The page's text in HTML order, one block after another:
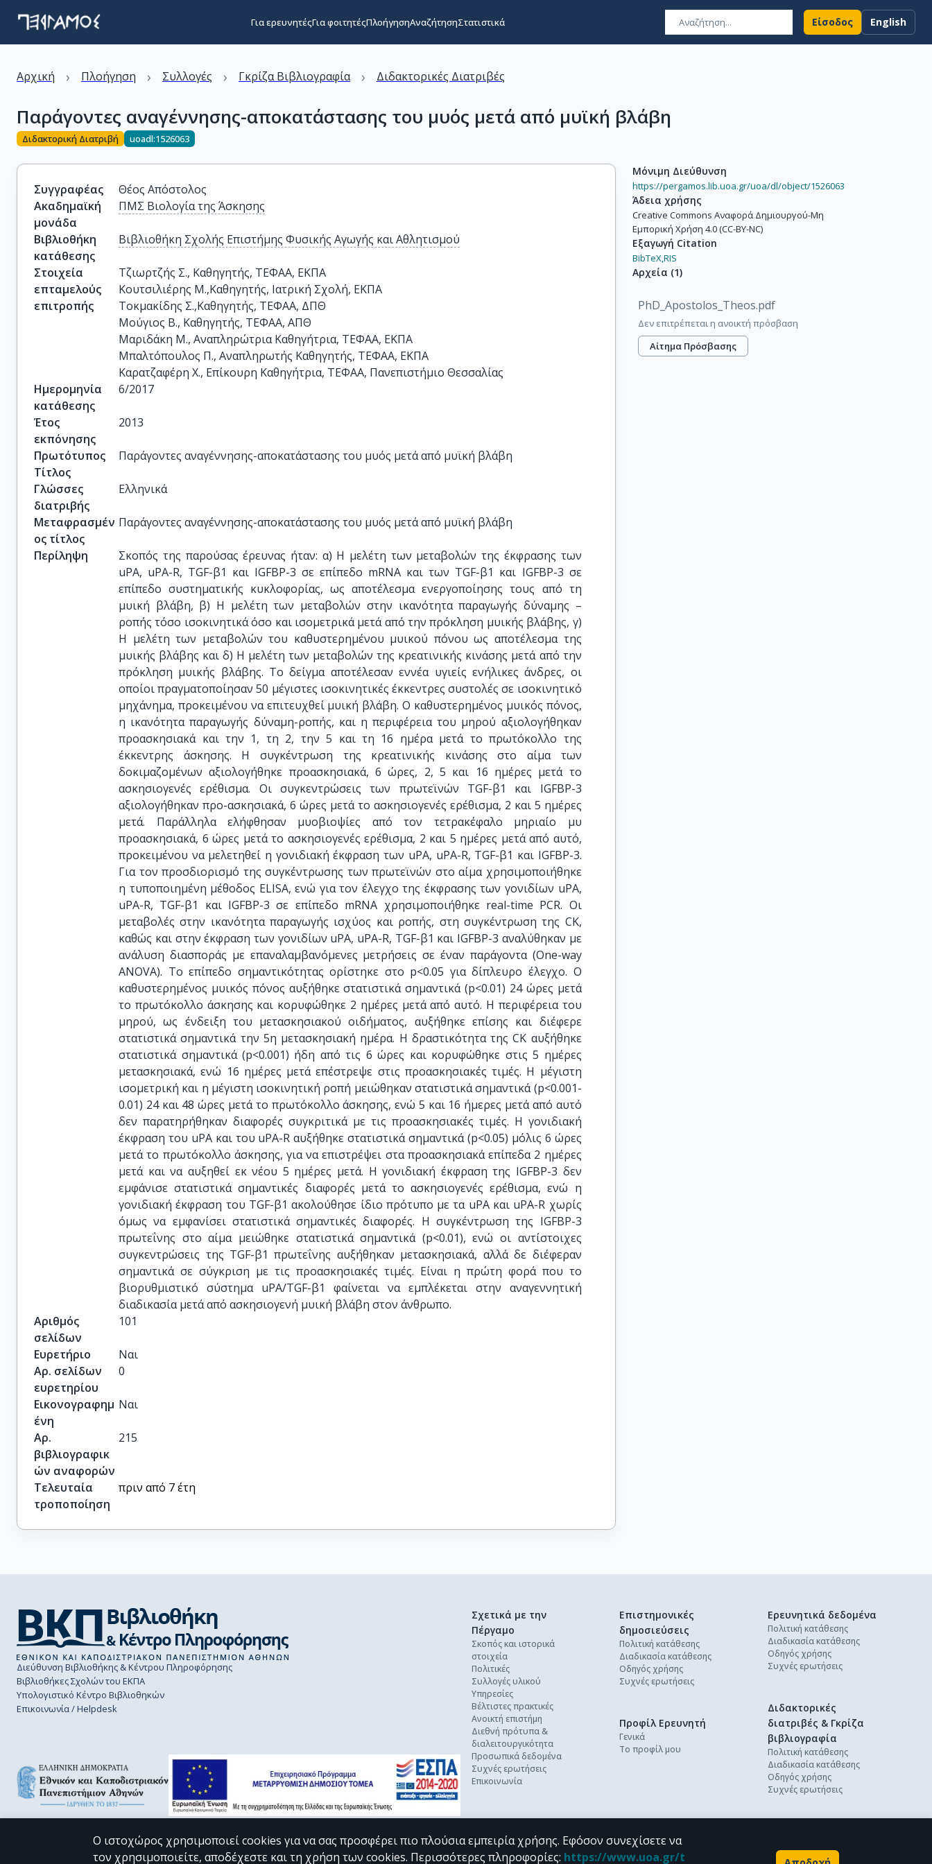
Για ερευνητέςΓια φοιτητέςΠλοήγησηΑναζήτησηΣτατιστικά Είσοδος English
Αρχική › Πλοήγηση › Συλλογές › Γκρίζα Βιβλιογραφία › Διδακτορικές Διατριβές
Παράγοντες αναγέννησης-αποκατάστασης του μυός μετά από μυϊκή βλάβη
Διδακτορική Διατριβή uoadl:1526063
Συγγραφέας
Θέος Απόστολος
Ακαδημαϊκή
μονάδα
ΠΜΣ Βιολογία της Άσκησης
Βιβλιοθήκη
κατάθεσης
Βιβλιοθήκη Σχολής Επιστήμης Φυσικής Αγωγής και Αθλητισμού
Στοιχεία
επταμελούς
επιτροπής
Τζιωρτζής Σ., Καθηγητής, ΤΕΦΑΑ, ΕΚΠΑ
Κουτσιλιέρης Μ.,Καθηγητής, Ιατρική Σχολή, ΕΚΠΑ
Τοκμακίδης Σ.,Καθηγητής, ΤΕΦΑΑ, ΔΠΘ
Μούγιος Β., Καθηγητής, ΤΕΦΑΑ, ΑΠΘ
Μαριδάκη Μ., Αναπληρώτρια Καθηγήτρια, ΤΕΦΑΑ, ΕΚΠΑ
Μπαλτόπουλος Π., Αναπληρωτής Καθηγητής, ΤΕΦΑΑ, ΕΚΠΑ
Καρατζαφέρη Χ., Επίκουρη Καθηγήτρια, ΤΕΦΑΑ, Πανεπιστήμιο Θεσσαλίας
Ημερομηνία
κατάθεσης
6/2017
Έτος
εκπόνησης
2013
Πρωτότυπος
Τίτλος
Παράγοντες αναγέννησης-αποκατάστασης του μυός μετά από μυϊκή βλάβη
Γλώσσες
διατριβής
Ελληνικά
Μεταφρασμέν
ος τίτλος
Παράγοντες αναγέννησης-αποκατάστασης του μυός μετά από μυϊκή βλάβη
Περίληψη
Σκοπός της παρούσας έρευνας ήταν: α) Η μελέτη των μεταβολών της έκφρασης των
uPA, uPA-R, TGF-β1 και IGFBP-3 σε επίπεδο mRNA και των TGF-β1 και IGFBP-3 σε
επίπεδο συστηματικής κυκλοφορίας, ως αποτέλεσμα ενεργοποίησης τους από τη
μυική βλάβη, β) Η μελέτη των μεταβολών στην ικανότητα παραγωγής δύναμης –
ροπής τόσο ισοκινητικά όσο και ισομετρικά μετά από την πρόκληση μυικής βλάβης, γ)
Η μελέτη των μεταβολών του καθυστερημένου μυικού πόνου ως αποτέλεσμα της
μυικής βλάβης και δ) Η μελέτη των μεταβολών της κρεατινικής κινάσης μετά από την
πρόκληση μυικής βλάβης. Το δείγμα αποτέλεσαν εννέα υγιείς ενήλικες άνδρες, οι
οποίοι πραγματοποίησαν 50 μέγιστες ισοκινητικές έκκεντρες συστολές σε ισοκινητικό
μηχάνημα, προκειμένου να επιτευχθεί μυική βλάβη. Ο καθυστερημένος μυικός πόνος,
η ικανότητα παραγωγής δύναμη-ροπής, και η περιφέρεια του μηρού αξιολογήθηκαν
προασκησιακά και την 1, τη 2, την 5 και τη 16 ημέρα μετά το πρωτόκολλο της
έκκεντρης άσκησης. Η συγκέντρωση της κρεατινικής κινάσης στο αίμα των
δοκιμαζομένων αξιολογήθηκε προασκησιακά, 6 ώρες, 2, 5 και 16 ημέρες μετά το
ασκησιογενές ερέθισμα. Οι συγκεντρώσεις των πρωτεϊνών TGF-β1 και IGFBP-3
αξιολογήθηκαν προ-ασκησιακά, 6 ώρες μετά το ασκησιογενές ερέθισμα, 2 και 5 ημέρες
μετά. Παράλληλα ελήφθησαν μυοβιοψίες από τον τετρακέφαλο μηριαίο μυ
προασκησιακά, 6 ώρες μετά το ασκησιογενές ερέθισμα, 2 και 5 ημέρες μετά από αυτό,
προκειμένου να μελετηθεί η γονιδιακή έκφραση των uPA, uPA-R, TGF-β1 και IGFBP-3.
Για τον προσδιορισμό της συγκέντρωσης των πρωτεϊνών στο αίμα χρησιμοποιήθηκε
η τυποποιημένη μέθοδος ELISA, ενώ για τον έλεγχο της έκφρασης των γονιδίων uPA,
uPA-R, TGF-β1 και IGFBP-3 σε επίπεδο mRNA χρησιμοποιήθηκε real-time PCR. Οι
μεταβολές στην ικανότητα παραγωγής ισχύος και ροπής, στη συγκέντρωση της CK,
καθώς και στην έκφραση των γονιδίων uPA, uPA-R, TGF-β1 και IGFBP-3 αναλύθηκαν με
ανάλυση διασποράς με επαναλαμβανόμενες μετρήσεις σε έναν παράγοντα (One-way
ANOVA). Το επίπεδο σημαντικότητας ορίστηκε στο p<0.05 για δίπλευρο έλεγχο. Ο
καθυστερημένος μυικός πόνος αυξήθηκε στατιστικά σημαντικά (p<0.01) 24 ώρες μετά
το πρωτόκολλο άσκησης και κορυφώθηκε 2 ημέρες μετά από αυτό. Η περιφέρεια του
μηρού, ως ένδειξη του μετασκησιακού οιδήματος, αυξήθηκε επίσης και διέφερε
στατιστικά σημαντικά την 5η μετασκησιακή ημέρα. Η δραστικότητα της CK αυξήθηκε
στατιστικά σημαντικά (p<0.001) ήδη από τις 6 ώρες και κορυφώθηκε στις 5 ημέρες
μετασκησιακά, ενώ 16 ημέρες μετά επέστρεψε στις προασκησιακές τιμές. Η μέγιστη
ισομετρική και η μέγιστη ισοκινητική ροπή μειώθηκαν στατιστικά σημαντικά (p<0.001-
0.01) 24 και 48 ώρες μετά το πρωτόκολλο άσκησης, ενώ 5 και 16 ήμερες μετά από αυτό
δεν παρατηρήθηκαν διαφορές συγκριτικά με τις προασκησιακές τιμές. Η γονιδιακή
έκφραση του uPA και του uPA-R αυξήθηκε στατιστικά σημαντικά (p<0.05) μόλις 6 ώρες
μετά το πρωτόκολλο άσκησης, για να επιστρέψει στα προασκησιακά επίπεδα 2 ημέρες
μετά και να αυξηθεί εκ νέου 5 ημέρες μετά. Η γονιδιακή έκφραση της IGFBP-3 δεν
εμφάνισε στατιστικά σημαντικές διαφορές μετά το ασκησιογενές ερέθισμα, ενώ η
γονιδιακή έκφραση του TGF-β1 ακολούθησε ίδιο πρότυπο με τα uPA και uPA-R χωρίς
όμως να εμφανίσει στατιστικά σημαντικές διαφορές. Η συγκέντρωση της IGFBP-3
πρωτεΐνης στο αίμα μειώθηκε στατιστικά σημαντικά (p<0.01), ενώ οι αντίστοιχες
συγκεντρώσεις της TGF-β1 πρωτεΐνης αυξήθηκαν μετασκησιακά, αλλά δε διέφεραν
σημαντικά σε σύγκριση με τις προασκησιακές τιμές. Είναι η πρώτη φορά που το
βιορυθμιστικό σύστημα uPA/TGF-β1 φαίνεται να εμπλέκεται στην αναγεννητική
διαδικασία μετά από ασκησιογενή μυική βλάβη στον άνθρωπο.
Αριθμός
σελίδων
101
Ευρετήριο
Ναι
Αρ. σελίδων
ευρετηρίου
0
Εικονογραφημ
ένη
Ναι
Αρ.
βιβλιογραφικ
ών αναφορών
215
Τελευταία
τροποποίηση
πριν από 7 έτη
Μόνιμη Διεύθυνση
https://pergamos.lib.uoa.gr/uoa/dl/object/1526063
Άδεια χρήσης
Creative Commons Αναφορά Δημιουργού-Μη
Εμπορική Χρήση 4.0 (CC-BY-NC)
Εξαγωγή Citation
BibTeX,RIS
Αρχεία (1)
PhD_Apostolos_Theos.pdf
Δεν επιτρέπεται η ανοικτή πρόσβαση
Αίτημα Πρόσβασης
Διεύθυνση Βιβλιοθήκης & Κέντρου Πληροφόρησης
Βιβλιοθήκες Σχολών του ΕΚΠΑ
Υπολογιστικό Κέντρο Βιβλιοθηκών
Επικοινωνία / Helpdesk
Σχετικά με την
Πέργαμο
Σκοπός και ιστορικά
στοιχεία
Πολιτικές
Συλλογές υλικού
Υπηρεσίες
Βέλτιστες πρακτικές
Ανοικτή επιστήμη
Διεθνή πρότυπα &
διαλειτουργικότητα
Προσωπικά δεδομένα
Συχνές ερωτήσεις
Επικοινωνία
Επιστημονικές
δημοσιεύσεις
Πολιτική κατάθεσης
Διαδικασία κατάθεσης
Οδηγός χρήσης
Συχνές ερωτήσεις
Ερευνητικά δεδομένα
Πολιτική κατάθεσης
Διαδικασία κατάθεσης
Οδηγός χρήσης
Συχνές ερωτήσεις
Διδακτορικές
διατριβές & Γκρίζα
βιβλιογραφία
Πολιτική κατάθεσης
Διαδικασία κατάθεσης
Οδηγός χρήσης
Συχνές ερωτήσεις
Προφίλ Ερευνητή
Γενικά
Το προφίλ μου
Ο ιστοχώρος χρησιμοποιεί cookies για να σας προσφέρει πιο πλούσια εμπειρία χρήσης. Εφόσον συνεχίσετε να
τον χρησιμοποιείτε, αποδέχεστε και τη χρήση των cookies. Περισσότερες πληροφορίες: https://www.uoa.gr/t